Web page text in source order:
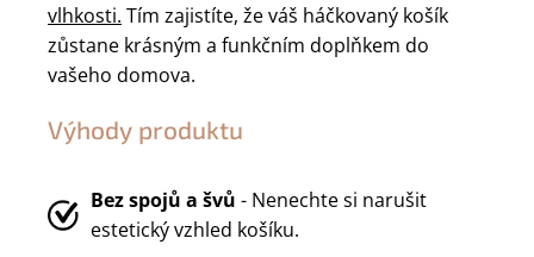
vlhkosti. Tím zajistíte, že váš háčkovaný košík
zůstane krásným a funkčním doplňkem do
vašeho domova.
Výhody produktu
Bez spojů a švů - Nenechte si narušit
estetický vzhled košíku.